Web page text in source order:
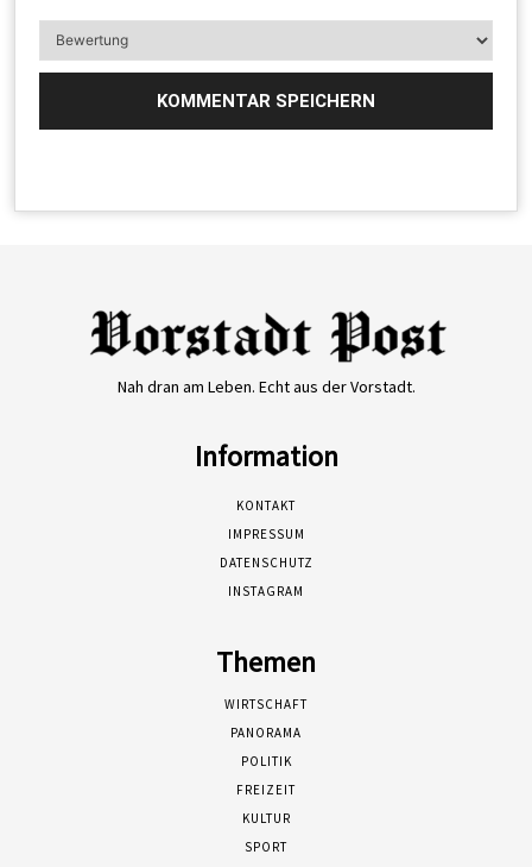
Nah dran am Leben. Echt aus der Vorstadt.
Information
KONTAKT
IMPRESSUM
DATENSCHUTZ
INSTAGRAM
Themen
WIRTSCHAFT
PANORAMA
POLITIK
FREIZEIT
KULTUR
SPORT